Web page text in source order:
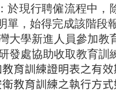
於現行聘僱流程中
單，始得完成該階段
大學新進人員參加教
發處協助收取教育訓
教育訓練證明表之有
衛教育訓練之執行方式